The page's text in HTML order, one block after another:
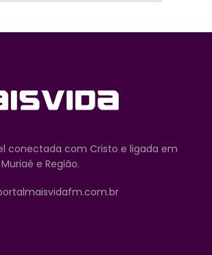
conectada com Cristo e ligada em
e Região.